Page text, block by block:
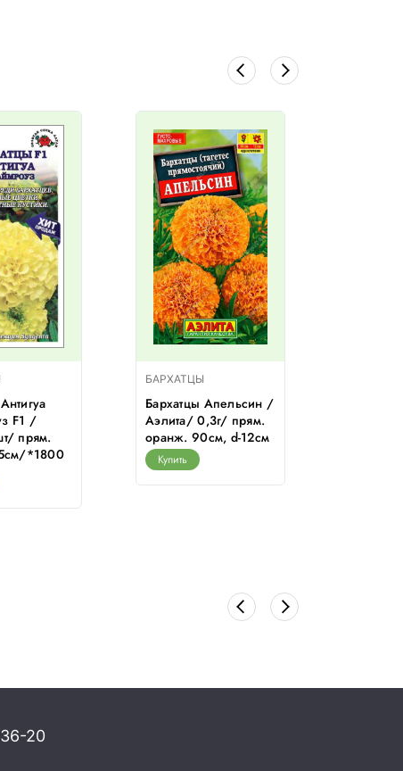
F1 /
прям.
*1800
БАРХАТЦЫ
Бархатцы Апельсин /
Аэлита/ 0,3г/ прям.
оранж. 90см, d-12см
Купить
20